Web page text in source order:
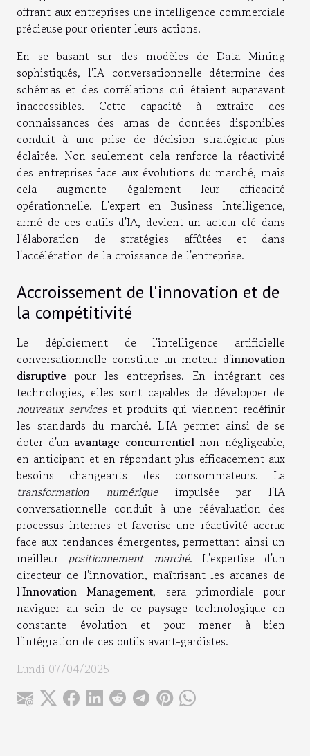
offrant aux entreprises une intelligence commerciale
précieuse pour orienter leurs actions.
En se basant sur des modèles de Data Mining
sophistiqués, l'IA conversationnelle détermine des
schémas et des corrélations qui étaient auparavant
inaccessibles. Cette capacité à extraire des
connaissances des amas de données disponibles
conduit à une prise de décision stratégique plus
éclairée. Non seulement cela renforce la réactivité
des entreprises face aux évolutions du marché, mais
cela augmente également leur efficacité
opérationnelle. L'expert en Business Intelligence,
armé de ces outils d'IA, devient un acteur clé dans
l'élaboration de stratégies affûtées et dans
l'accélération de la croissance de l'entreprise.
Accroissement de l'innovation et de
la compétitivité
Le déploiement de l'intelligence artificielle
conversationnelle constitue un moteur d'innovation
disruptive pour les entreprises. En intégrant ces
technologies, elles sont capables de développer de
nouveaux serviceset produits qui viennent redéfinir
les standards du marché. L'IA permet ainsi de se
doter d'un avantage concurrentielnon négligeable,
en anticipant et en répondant plus efficacement aux
besoins changeants des consommateurs. La
transformation numériqueimpulsée par l'IA
conversationnelle conduit à une réévaluation des
processus internes et favorise une réactivité accrue
face aux tendances émergentes, permettant ainsi un
meilleur positionnement marché. L'expertise d'un
directeur de l'innovation, maîtrisant les arcanes de
l'Innovation Management, sera primordiale pour
naviguer au sein de ce paysage technologique en
constante évolution et pour mener à bien
l'intégration de ces outils avant-gardistes.
Lundi 07/04/2025